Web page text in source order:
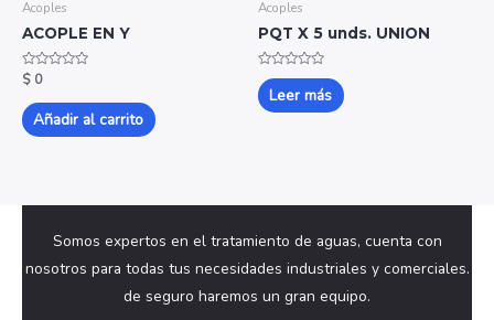
Acoples
ACOPLE EN Y
Valorado
con
de
5
$ 0
Añadir al carrito
Acoples
PQT X 5 unds. UNION
Valorado
con
0
de
Leer más
Somos expertos en el tratamiento de aguas, cuenta con
nosotros para todas tus necesidades industriales y comerciales.
de seguro haremos un gran equipo.